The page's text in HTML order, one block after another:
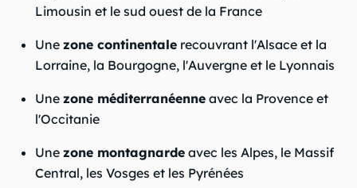
Limousin et le sud ouest de la France
Une zone continentale recouvrant l'Alsace et la
Lorraine, la Bourgogne, l'Auvergne et le Lyonnais
Une zone méditerranéenne avec la Provence et
l'Occitanie
Une zone montagnarde avec les Alpes, le Massif
Central, les Vosges et les Pyrénées